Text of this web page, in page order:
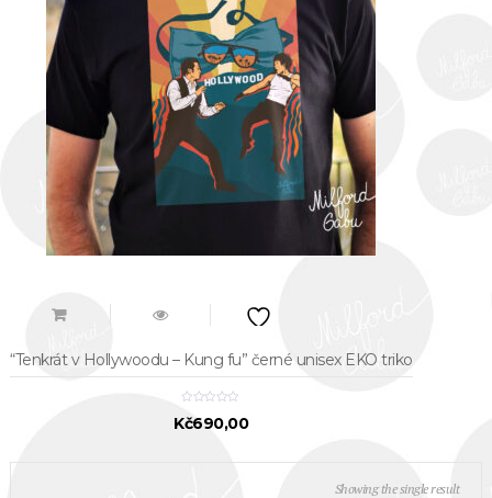
“Tenkrát v Hollywoodu – Kung fu” černé unisex EKO triko
Kč690,00
Showing the single result